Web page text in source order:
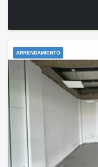
ARRENDAMIENTO